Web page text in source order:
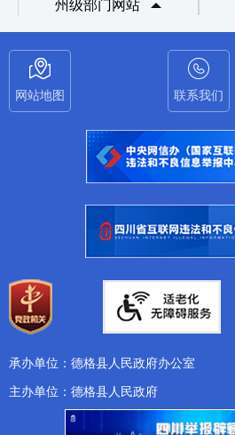
州级部门网站
网站地图 联系我们
承办单位：德格县人民政府办公室
主办单位：德格县人民政府